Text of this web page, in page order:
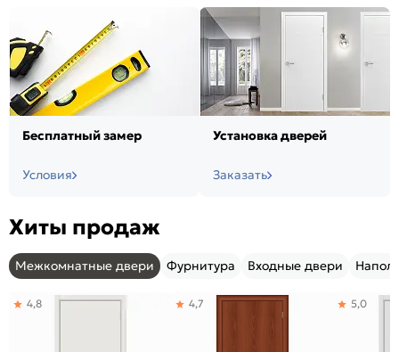
Бесплатный замер
Условия
Установка дверей
Заказать
Хиты продаж
Межкомнатные двери Фурнитура Входные двери
4,8 4,7 5,0